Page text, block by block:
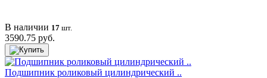
В наличии 17 шт.
3590.75 руб.
Подшипник роликовый цилиндрический ..